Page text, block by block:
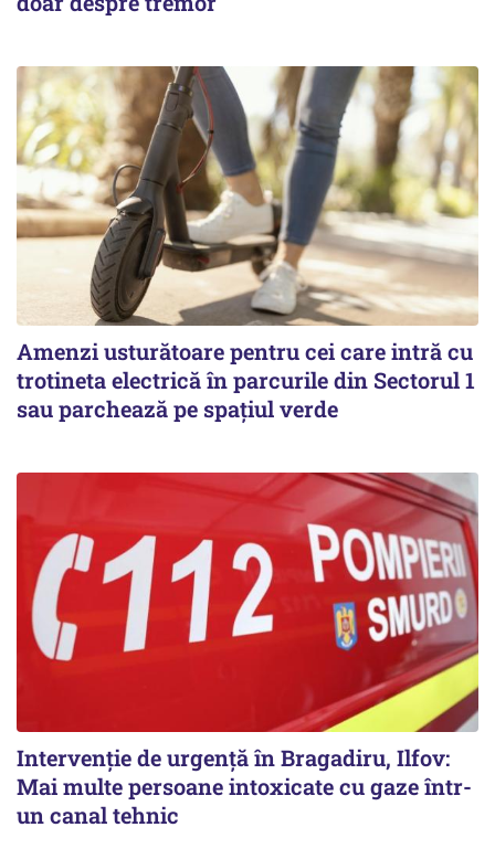
Amenzi usturătoare pentru cei care intră cu
trotineta electrică în parcurile din Sectorul 1
sau parchează pe spațiul verde
Intervenție de urgență în Bragadiru, Ilfov:
Mai multe persoane intoxicate cu gaze într-
un canal tehnic